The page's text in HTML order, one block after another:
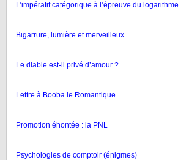
L’impératif catégorique à l’épreuve du logarithme
Bigarrure, lumière et merveilleux
Le diable est-il privé d’amour ?
Lettre à Booba le Romantique
Promotion éhontée : la PNL
Psychologies de comptoir (énigmes)